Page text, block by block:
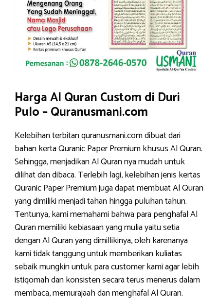
Harga Al Quran Custom di Duri
Pulo – Quranusmani.com
Kelebihan terbitan quranusmani.com dibuat dari
bahan kerta Quranic Paper Premium khusus Al Quran.
Sehingga, menjadikan Al Quran nya mudah untuk
dilihat dan dibaca. Terlebih lagi, kelebihan jenis kertas
Quranic Paper Premium juga dapat membuat Al Quran
yang dimiliki menjadi tahan hingga puluhan tahun.
Tentunya, kami memahami bahwa para penghafal Al
Quran memiliki kebiasaan yang mulia yaitu setia
dengan Al Quran yang dimillikinya, oleh karenanya
kami tidak tanggung untuk memberikan kuliatas
sebaik mungkin untuk para customer kami agar lebih
istiqomah dan konsisten secara terus menerus dalam
membaca, memurajaah dan menghafal Al Quran.